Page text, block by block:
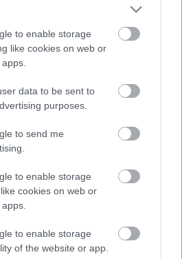
to enable storage
like cookies on web or
data to be sent to
purposes.
to send me
to enable storage
cookies on web or
to enable storage
of the website or app.
vagy hétfőn van értelme
e egy Aragónnal.
maradnunk, és várnunk kell.”
a 29 éves spanyol ma
Aragón gokartpályájára vitte a
Az edzésről aztán rövid videókat
csatornáján. Egy szűkszavú
kívül azonban további
el.
Márquez ott lesz-e a hétvégi